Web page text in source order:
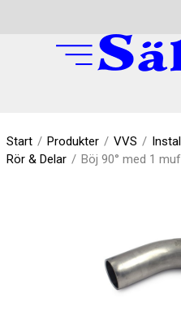
Start / Produkter / VVS /
Rör & Delar / Böj 90° med 1